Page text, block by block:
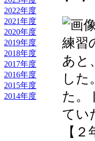
2022年度
2021年度
2020年度
2019年度
2018年度
2017年度
2016年度
2015年度
2014年度
練習
あと
した
た。
てい
【